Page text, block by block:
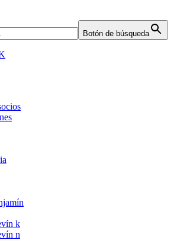
Botón de búsqueda
k
n